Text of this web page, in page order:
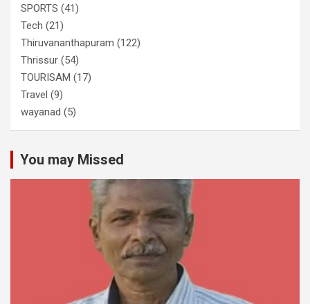
SPORTS (41)
Tech (21)
Thiruvananthapuram (122)
Thrissur (54)
TOURISAM (17)
Travel (9)
wayanad (5)
You may Missed